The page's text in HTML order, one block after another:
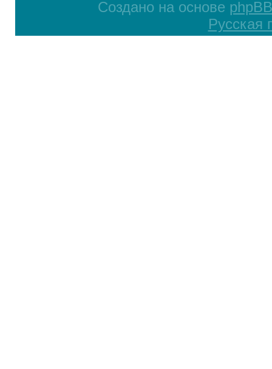
Создано на основе phpBB
Русская